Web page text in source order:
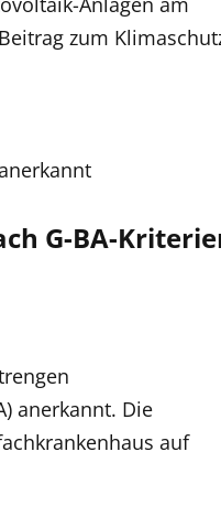
zum
G-BA-
anerkannt. Die
auf